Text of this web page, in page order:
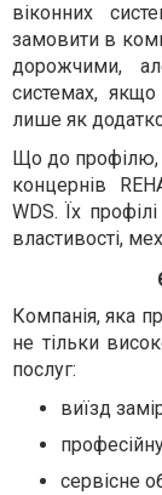
віконних
замовити в
дорожчими,
системах,
лише як
Що до профілю,
концернів
WDS. Їх
властивості,
Компанія, яка
не тільки
послуг:
виїзд
сервісне